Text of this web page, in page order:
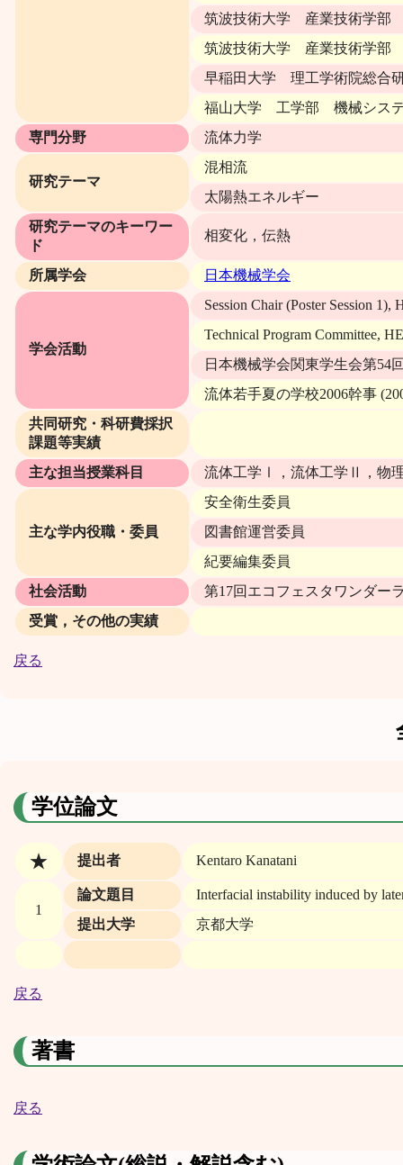
筑波技術大学 産業技術学部
筑波技術大学 産業技術学部
早稲田大学 理工学術院総合
福山大学 工学部 機械シス
専門分野
流体力学
研究テーマ
混相流
太陽熱エネルギー
研究テーマのキーワー
ド
相変化，伝熱
所属学会 日本機械学会
学会活動
Session Chair (Poster Session
Technical Program Committee,
日本機械学会関東学生会第54
流体若手夏の学校2006幹事
共同研究・科研費採択
課題等実績
主な担当授業科目
流体工学Ⅰ，流体工学Ⅱ，物
主な学内役職・委員
安全衛生委員
図書館運営委員
紀要編集委員
社会活動
第17回エコフェスタワンダー
受賞，その他の実績
戻る
学位論文
★ 提出者 Kentaro Kanatani
1
論文題目
Interfacial instability induced by
提出大学
京都大学
戻る
著書
戻る